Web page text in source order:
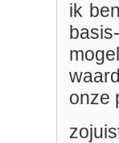
ik
onze